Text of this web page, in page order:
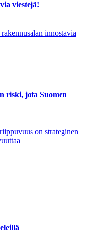
viestejä!
innostavia
riski, jota Suomen
on strateginen